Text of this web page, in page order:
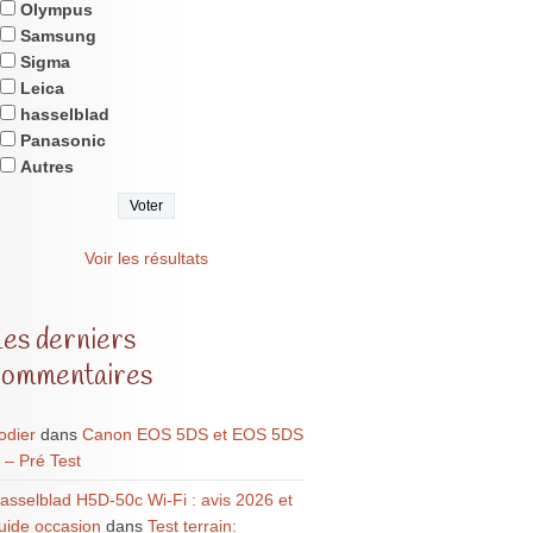
Olympus
Samsung
Sigma
Leica
hasselblad
Panasonic
Autres
Voir les résultats
derniers
dans Canon EOS 5DS et EOS 5DS
– Pré Test
H5D-50c Wi-Fi : avis 2026 et
occasion dans Test terrain: